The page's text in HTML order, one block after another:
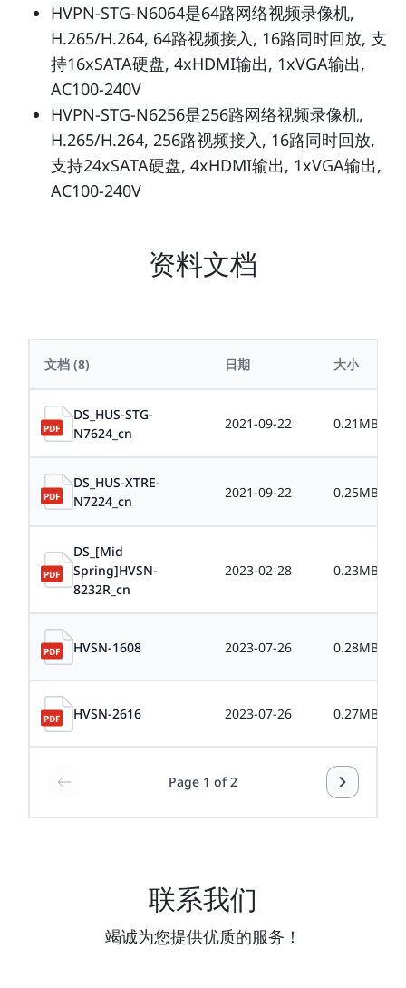
HVPN-STG-N6064是64路网络视频录像机,
H.265/H.264, 64路视频接入, 16路同时回放, 支
持16xSATA硬盘, 4xHDMI输出, 1xVGA输出,
AC100-240V
HVPN-STG-N6256是256路网络视频录像机,
H.265/H.264, 256路视频接入, 16路同时回放,
支持24xSATA硬盘, 4xHDMI输出, 1xVGA输出,
AC100-240V
资料文档
文档 (8) 日期 大小
DS_HUS-STG-
N7624_cn
2021-09-22 0.21MB
DS_HUS-XTRE-
N7224_cn
2021-09-22 0.25MB
DS_[Mid
Spring]HVSN-
8232R_cn
2023-02-28 0.23MB
HVSN-1608 2023-07-26 0.28MB
HVSN-2616 2023-07-26 0.27MB
Page 1 of 2
联系我们
竭诚为您提供优质的服务！